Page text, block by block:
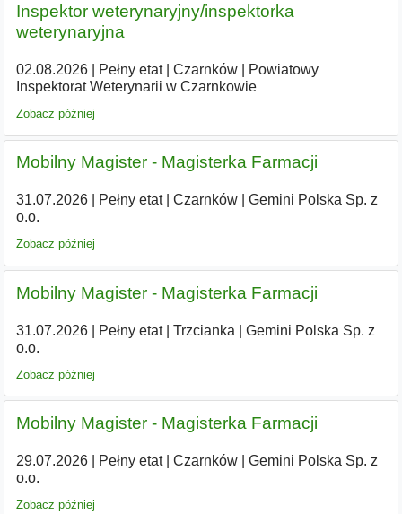
Inspektor weterynaryjny/inspektorka
weterynaryjna
02.08.2026| Pełny etat| Czarnków|
Powiatowy
Inspektorat Weterynarii w Czarnkowie
Zobacz później
Mobilny Magister - Magisterka Farmacji
31.07.2026| Pełny etat| Czarnków|
Gemini Polska Sp. z
o.o.
Zobacz później
Mobilny Magister - Magisterka Farmacji
31.07.2026| Pełny etat| Trzcianka
Gemini Polska Sp. z
o.o.
Zobacz później
Mobilny Magister - Magisterka Farmacji
29.07.2026| Pełny etat| Czarnków|
Gemini Polska Sp. z
o.o.
Zobacz później